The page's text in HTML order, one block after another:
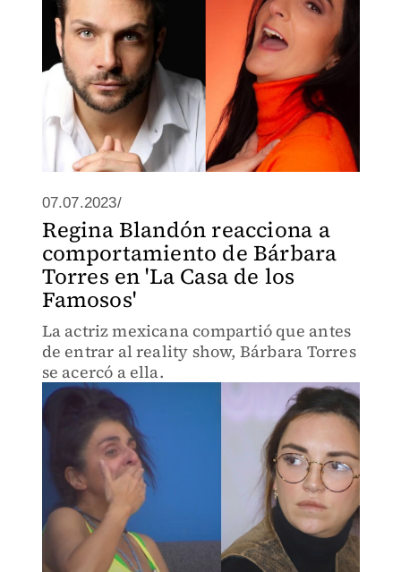
07.07.2023/
Regina Blandón reacciona a
comportamiento de Bárbara
Torres en 'La Casa de los
Famosos'
La actriz mexicana compartió que antes
de entrar al reality show, Bárbara Torres
se acercó a ella.